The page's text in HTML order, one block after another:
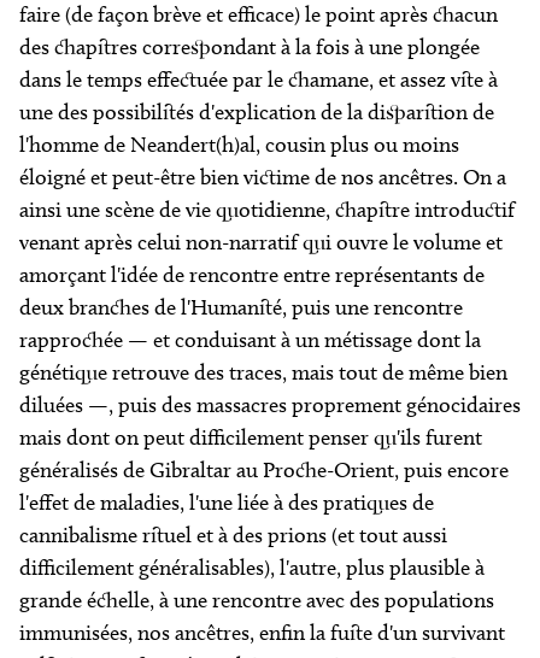
faire (de façon brève et efficace) le point après chacun
des chapitres correspondant à la fois à une plongée
dans le temps effectuée par le chamane, et assez vite à
une des possibilités d'explication de la disparition de
l'homme de Neandert(h)al, cousin plus ou moins
éloigné et peut-être bien victime de nos ancêtres. On a
ainsi une scène de vie quotidienne, chapitre introductif
venant après celui non-narratif qui ouvre le volume et
amorçant l'idée de rencontre entre représentants de
deux branches de l'Humanité, puis une rencontre
rapprochée — et conduisant à un métissage dont la
génétique retrouve des traces, mais tout de même bien
diluées —, puis des massacres proprement génocidaires
mais dont on peut difficilement penser qu'ils furent
généralisés de Gibraltar au Proche-Orient, puis encore
l'effet de maladies, l'une liée à des pratiques de
cannibalisme rituel et à des prions (et tout aussi
difficilement généralisables), l'autre, plus plausible à
grande échelle, à une rencontre avec des populations
immunisées, nos ancêtres, enfin la fuite d'un survivant